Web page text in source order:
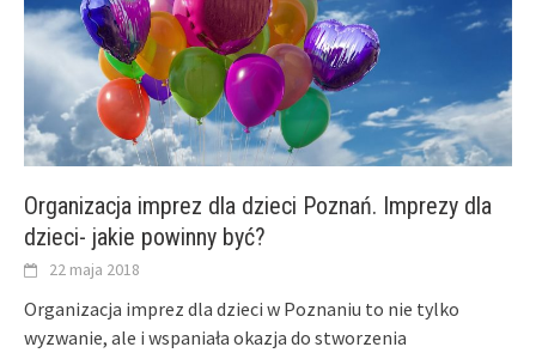
Organizacja imprez dla dzieci Poznań. Imprezy dla
dzieci- jakie powinny być?
22 maja 2018
Organizacja imprez dla dzieci w Poznaniu to nie tylko
wyzwanie, ale i wspaniała okazja do stworzenia